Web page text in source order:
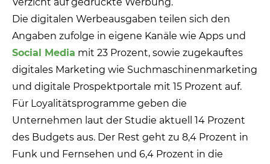
Die digitalen Werbeausgaben teilen sich den
Angaben zufolge in eigene Kanäle wie Apps und
Social Media mit 23 Prozent, sowie zugekauftes
digitales Marketing wie Suchmaschinenmarketing
und digitale Prospektportale mit 15 Prozent auf.
Für Loyalitätsprogramme geben die
Unternehmen laut der Studie aktuell 14 Prozent
des Budgets aus. Der Rest geht zu 8,4 Prozent in
Funk und Fernsehen und 6,4 Prozent in die